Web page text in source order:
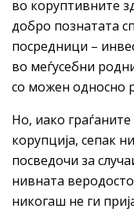
во коруптивните
добро познатата
посредници –
во меѓусебни
со можен односно
Но, иако
корупција, сепак
посведочи за
нивната
никогаш не ги